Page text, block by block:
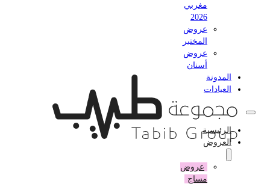
مغربي
عروض
المختبر
عروض
أسنان
المدونة
العيادات
الرئيسية
العروض
عروض
مساج